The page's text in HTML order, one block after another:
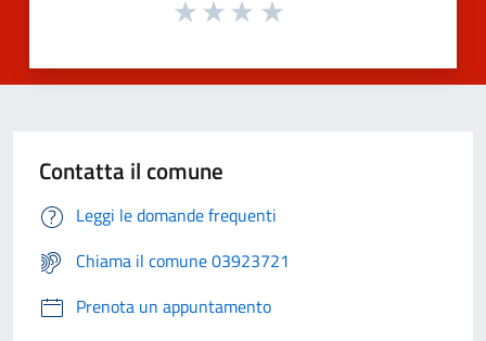
Contatta il comune
Leggi le domande frequenti
Chiama il comune 03923721
Prenota un appuntamento